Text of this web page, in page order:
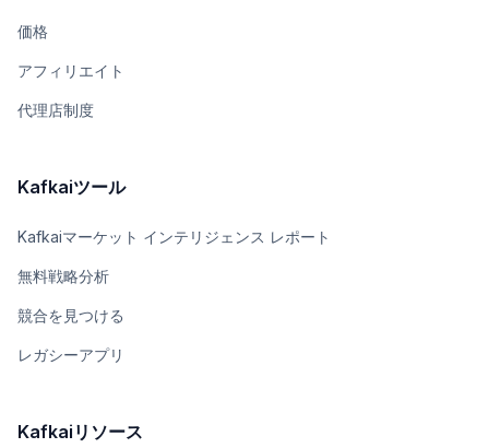
価格
アフィリエイト
代理店制度
Kafkaiツール
Kafkaiマーケット インテリジェンス レポート
無料戦略分析
競合を見つける
レガシーアプリ
Kafkaiリソース